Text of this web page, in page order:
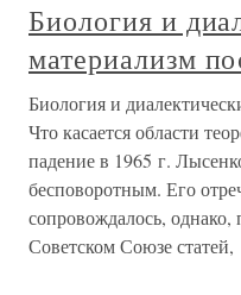
Биология и
материализм
Биология и
Что касается области
падение в 1965 г.
бесповоротным. Его
сопровождалось,
Советском Союзе статей,